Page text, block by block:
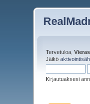
Tervetuloa,Vieras
Jäikö
Kirjautuaksesi